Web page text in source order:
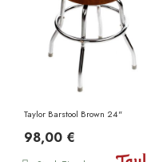
Taylor Barstool Brown 24"
98,00 €